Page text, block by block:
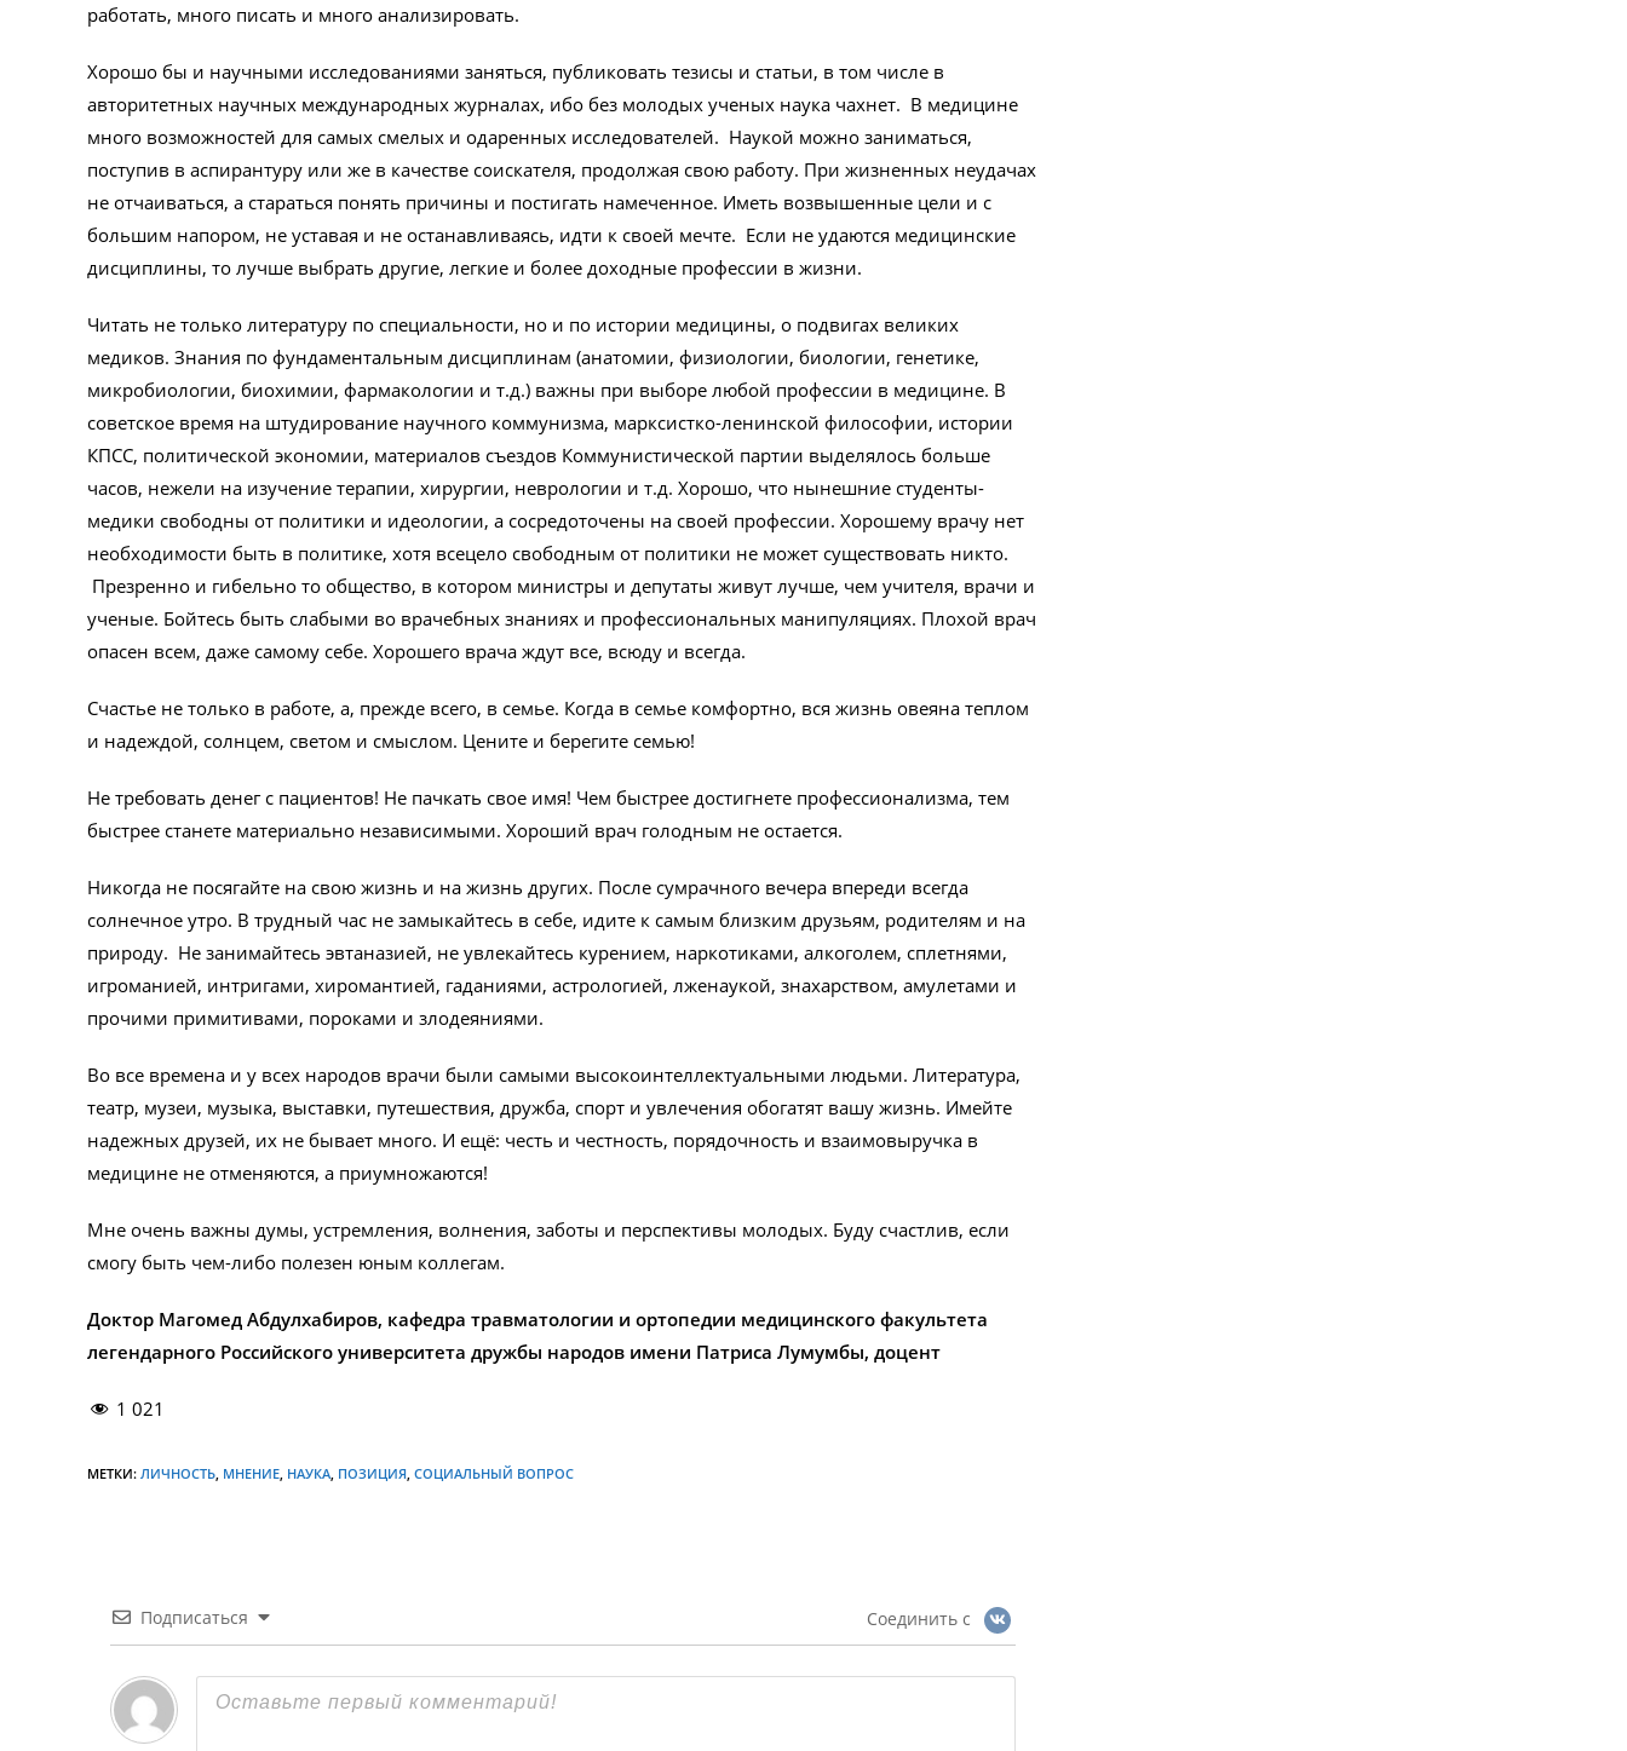
работать, много писать и много анализировать.
Хорошо бы и научными исследованиями заняться, публиковать тезисы и статьи, в том числе в
авторитетных научных международных журналах, ибо без молодых ученых наука чахнет. В медицине
много возможностей для самых смелых и одаренных исследователей. Наукой можно заниматься,
поступив в аспирантуру или же в качестве соискателя, продолжая свою работу. При жизненных неудачах
не отчаиваться, а стараться понять причины и постигать намеченное. Иметь возвышенные цели и с
большим напором, не уставая и не останавливаясь, идти к своей мечте. Если не удаются медицинские
дисциплины, то лучше выбрать другие, легкие и более доходные профессии в жизни.
Читать не только литературу по специальности, но и по истории медицины, о подвигах великих
медиков. Знания по фундаментальным дисциплинам (анатомии, физиологии, биологии, генетике,
микробиологии, биохимии, фармакологии и т.д.) важны при выборе любой профессии в медицине. В
советское время на штудирование научного коммунизма, марксистко-ленинской философии, истории
КПСС, политической экономии, материалов съездов Коммунистической партии выделялось больше
часов, нежели на изучение терапии, хирургии, неврологии и т.д. Хорошо, что нынешние студенты-
медики свободны от политики и идеологии, а сосредоточены на своей профессии. Хорошему врачу нет
необходимости быть в политике, хотя всецело свободным от политики не может существовать никто.
Презренно и гибельно то общество, в котором министры и депутаты живут лучше, чем учителя, врачи и
ученые. Бойтесь быть слабыми во врачебных знаниях и профессиональных манипуляциях. Плохой врач
опасен всем, даже самому себе. Хорошего врача ждут все, всюду и всегда.
Счастье не только в работе, а, прежде всего, в семье. Когда в семье комфортно, вся жизнь овеяна теплом
и надеждой, солнцем, светом и смыслом. Цените и берегите семью!
Не требовать денег с пациентов! Не пачкать свое имя! Чем быстрее достигнете профессионализма, тем
быстрее станете материально независимыми. Хороший врач голодным не остается.
Никогда не посягайте на свою жизнь и на жизнь других. После сумрачного вечера впереди всегда
солнечное утро. В трудный час не замыкайтесь в себе, идите к самым близким друзьям, родителям и на
природу. Не занимайтесь эвтаназией, не увлекайтесь курением, наркотиками, алкоголем, сплетнями,
игроманией, интригами, хиромантией, гаданиями, астрологией, лженаукой, знахарством, амулетами и
прочими примитивами, пороками и злодеяниями.
Во все времена и у всех народов врачи были самыми высокоинтеллектуальными людьми. Литература,
театр, музеи, музыка, выставки, путешествия, дружба, спорт и увлечения обогатят вашу жизнь. Имейте
надежных друзей, их не бывает много. И ещё: честь и честность, порядочность и взаимовыручка в
медицине не отменяются, а приумножаются!
Мне очень важны думы, устремления, волнения, заботы и перспективы молодых. Буду счастлив, если
смогу быть чем-либо полезен юным коллегам.
Доктор Магомед Абдулхабиров, кафедра травматологии и ортопедии медицинского факультета
легендарного Российского университета дружбы народов имени Патриса Лумумбы, доцент
1 021
МЕТКИ: ЛИЧНОСТЬ МНЕНИЕ НАУКА ПОЗИЦИЯ СОЦИАЛЬНЫЙ ВОПРОС
Подписаться Соединить с